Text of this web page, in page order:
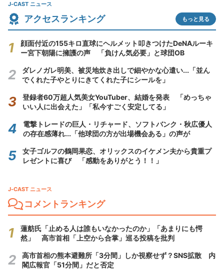
J-CAST ニュース
アクセスランキング もっと見る
顔面付近の155キロ直球にヘルメット叩きつけたDeNAルーキ
ー宮下朝陽に擁護の声 「負けん気必要」と球団OB
ダレノガレ明美、被災地炊き出しで細やかな心遣い...「並ん
でくれた子やとりにきてくれた子にシールを」
登録者60万超人気美女YouTuber、結婚を発表 「めっちゃ
いい人に出会えた」「私今すごく安定してる」
電撃トレードの巨人・リチャード、ソフトバンク・秋広優人
の存在感薄れ...「他球団の方が出場機会ある」の声が
女子ゴルフの鶴岡果恋、オリックスのイケメン夫から貴重プ
レゼントに喜び 「感動をありがとう！！」
J-CAST ニュース
コメントランキング
蓮舫氏「止める人は誰もいなかったのか」「あまりにも愕
然」 高市首相「上空から合掌」巡る投稿を批判
高市首相の熊本避難所「3分間」しか視察せず？SNS拡散 内
閣広報官「51分間」だと否定